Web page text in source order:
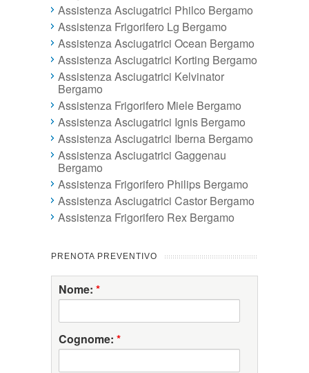
Assistenza Asciugatrici Philco Bergamo
Assistenza Frigorifero Lg Bergamo
Assistenza Asciugatrici Ocean Bergamo
Assistenza Asciugatrici Korting Bergamo
Assistenza Asciugatrici Kelvinator
Bergamo
Assistenza Frigorifero Miele Bergamo
Assistenza Asciugatrici Ignis Bergamo
Assistenza Asciugatrici Iberna Bergamo
Assistenza Asciugatrici Gaggenau
Bergamo
Assistenza Frigorifero Philips Bergamo
Assistenza Asciugatrici Castor Bergamo
Assistenza Frigorifero Rex Bergamo
PRENOTA PREVENTIVO
Nome: *
Cognome: *